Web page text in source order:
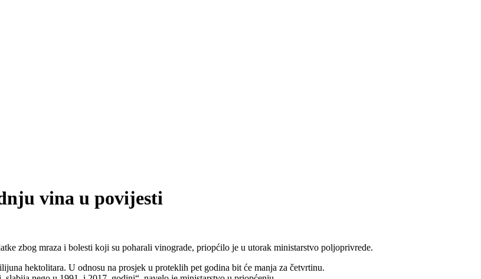
vina u povijesti
zbog mraza i bolesti koji su poharali vinograde, priopćilo je u utorak ministarstvo poljoprivrede.
hektolitara. U odnosu na prosjek u proteklih pet godina bit će manja za četvrtinu.